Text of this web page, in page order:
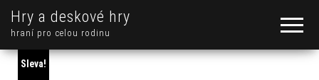
Hry a deskové hry
hraní pro celou rodinu
Sleva!